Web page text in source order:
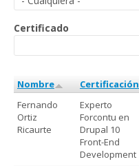
Certificado
Nombre Certificación
Fernando
Ortiz
Ricaurte
Experto
Forcontu en
Drupal 10
Front-End
Development